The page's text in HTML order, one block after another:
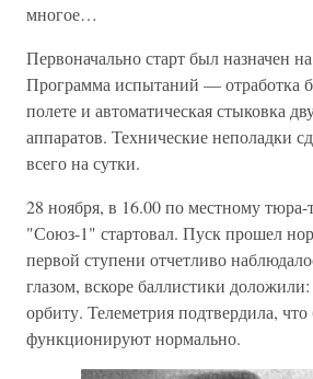
многое…
Первоначально старт был назначен
Программа испытаний — отработка
полете и автоматическая стыковка
аппаратов. Технические неполадки
всего на сутки.
28 ноября, в 16.00 по местному
"Союз-1" стартовал. Пуск прошел
первой ступени отчетливо
глазом, вскоре баллистики
орбиту. Телеметрия подтвердила,
функционируют нормально.